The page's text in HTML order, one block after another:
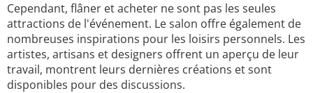
Cependant, flâner et acheter ne sont pas les seules
attractions de l'événement. Le salon offre également de
nombreuses inspirations pour les loisirs personnels. Les
artistes, artisans et designers offrent un aperçu de leur
travail, montrent leurs dernières créations et sont
disponibles pour des discussions.